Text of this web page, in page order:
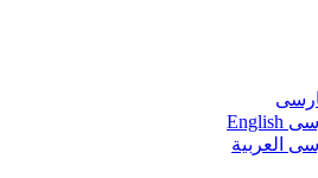
English
العربية